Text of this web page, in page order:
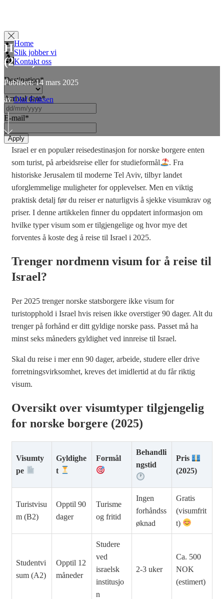
Home
Slik jobber vi
Kontakt oss
Apply for Visa
Destination*
Arrival date*
slash
MM
slash
E-mail*
Hvor mye koster visum til Israel?
(2025)
Publisert: 14 mars 2025
avOlaf Eriksen
Israel er en populær reisedestinasjon for norske borgere enten
som turist, på arbeidsreise eller for studieformål
. Fra
historiske Jerusalem til moderne Tel Aviv, tilbyr landet
uforglemmelige muligheter for opplevelser. Men en viktig
praktisk detalj før du reiser er naturligvis å sjekke visumkrav og
priser. I denne artikkelen finner du oppdatert informasjon om
hvilke typer visum som er tilgjengelige og hvor mye det
forventes å koste deg å reise til Israel i 2025.
Trenger nordmenn visum for å reise til
Israel?
Per 2025 trenger norske statsborgere ikke visum for
turistopphold i Israel hvis reisen ikke overstiger 90 dager. Alt du
trenger på forhånd er ditt gyldige norske pass. Passet må ha
minst seks måneders gyldighet ved innreise til Israel.
Skal du reise i mer enn 90 dager, arbeide, studere eller drive
forretningsvirksomhet, kreves det imidlertid at du får riktig
visum.
Oversikt over visumtyper tilgjengelig
for norske borgere (2025)
Visumty
pe
Gyldighe
t
Formål
Behandli
ngstid
Pris
(2025)
Turistvisu
m (B2)
Opptil 90
dager
Turisme
og fritid
Ingen
forhåndss
øknad
Gratis
(visumfrit
t)
Studentvi
sum (A2)
Opptil 12
måneder
Studere
ved
israelsk
institusjo
n
2-3 uker
Ca. 500
NOK
(estimert)